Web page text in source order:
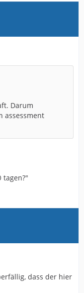
Darum
assessment
tagen?"
dass der hier